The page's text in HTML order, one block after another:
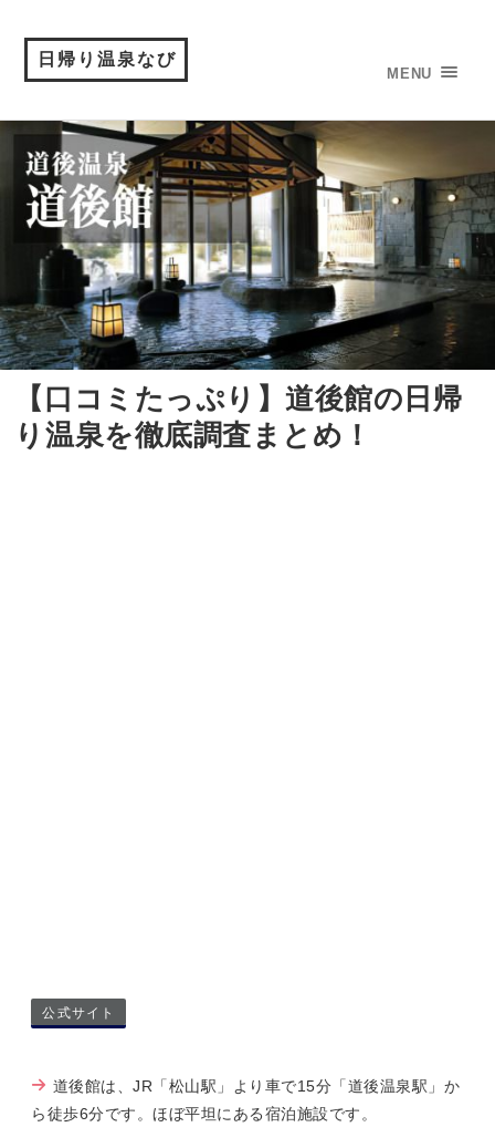
日帰り温泉なび
MENU
【口コミたっぷり】道後館の日帰
り温泉を徹底調査まとめ！
公式サイト
道後館は、JR「松山駅」より車で15分「道後温泉駅」か
ら徒歩6分です。ほぼ平坦にある宿泊施設です。